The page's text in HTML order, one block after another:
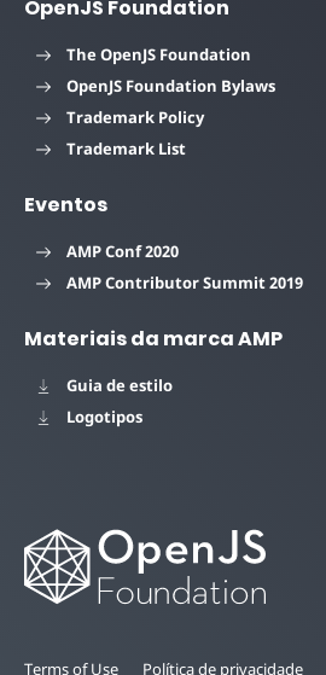
OpenJS Foundation
The OpenJS Foundation
OpenJS Foundation Bylaws
Trademark Policy
Trademark List
Eventos
AMP Conf 2020
AMP Contributor Summit 2019
Materiais da marca AMP
Guia de estilo
Logotipos
Terms of Use Política de privacidade